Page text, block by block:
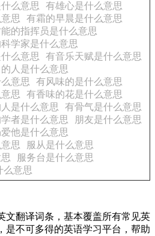
么意思
有雄心是什么意思
思
有霜的早晨是什么意思
的指挥员是什么意思
学家是什么意思
么意思
有音乐天赋是什么意思
人是什么意思
意思
有风味的是什么意思
思
有香味的花是什么意思
是什么意思
有骨气是什么意思
者是什么意思
朋友是什么意思
他是什么意思
思
服从是什么意思
服务台是什么意思
么意思
文翻译词条，基本覆盖所有常见英
是不可多得的英语学习平台，帮助